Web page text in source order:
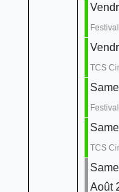
Festival
TCS
Festival
TCS
Août